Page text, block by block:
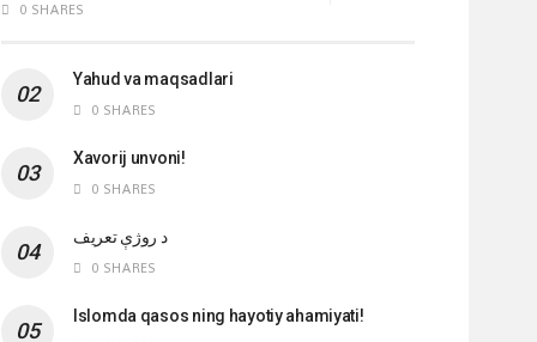
0 SHARES
Yahud va maqsadlari
0 SHARES
Xavorij unvoni!
0 SHARES
‌د روژې تعریف
0 SHARES
Islomda qasos ning hayotiy ahamiyati!